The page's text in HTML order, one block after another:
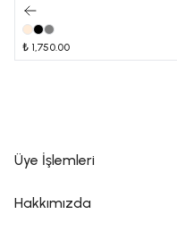
₺ 1,750.00
Üye İşlemleri
Hakkımızda